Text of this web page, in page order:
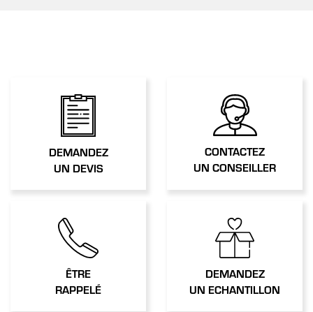
DEMANDEZ
UN DEVIS
CONTACTEZ
UN CONSEILLER
ÊTRE
RAPPELÉ
DEMANDEZ
UN ECHANTILLON